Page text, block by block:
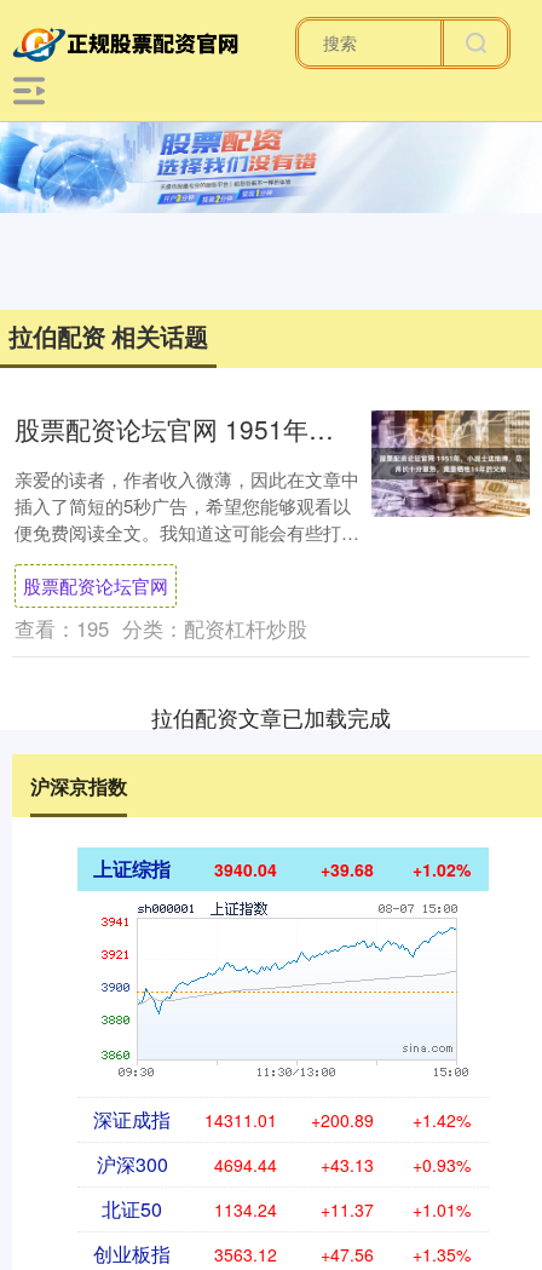
拉伯配资 相关话题
股票配资论坛官网 1951年，小战士送炮弹，见师长十分眼熟，竟是牺牲19年的父亲
亲爱的读者，作者收入微薄，因此在文章中
插入了简短的5秒广告，希望您能够观看以
便免费阅读全文。我知道这可能会有些打
扰，但这对于我来说是一个不小的帮助，让
我能够继续....
股票配资论坛官网
查看： 195 分类： 配资杠杆炒股
拉伯配资文章已加载完成
沪深京指数
上证综指 3940.04 +39.68 +1.02%
深证成指 14311.01 +200.89 +1.42%
沪深300 4694.44 +43.13 +0.93%
北证50 1134.24 +11.37 +1.01%
创业板指 3563.12 +47.56 +1.35%